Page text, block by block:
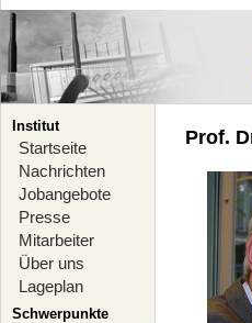
Institut
Startseite
Nachrichten
Jobangebote
Presse
Mitarbeiter
Über uns
Lageplan
Schwerpunkte
Prof.